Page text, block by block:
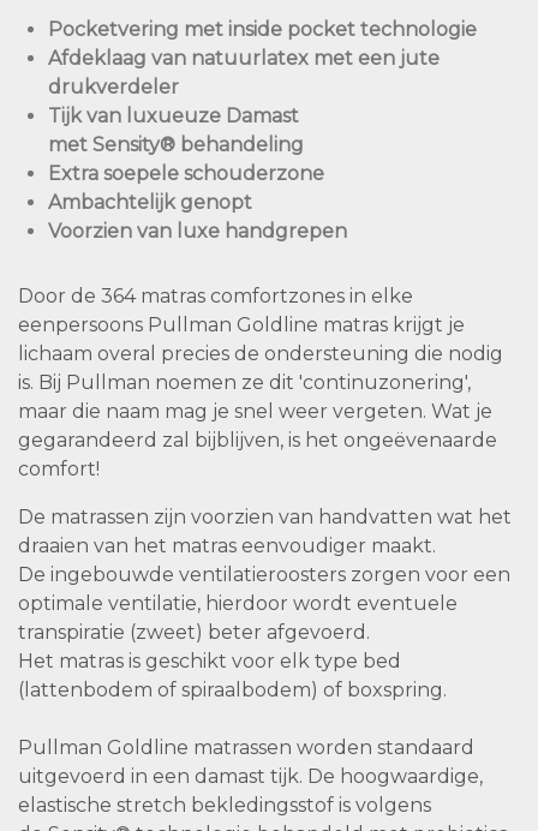
Pocketvering met inside pocket technologie
Afdeklaag van natuurlatex met een jute
drukverdeler
Tijk van luxueuze Damast
met Sensity® behandeling
Extra soepele schouderzone
Ambachtelijk genopt
Voorzien van luxe handgrepen
Door de 364 matras comfortzones in elke
eenpersoons Pullman Goldline matras krijgt je
lichaam overal precies de ondersteuning die nodig
is. Bij Pullman noemen ze dit 'continuzonering',
maar die naam mag je snel weer vergeten. Wat je
gegarandeerd zal bijblijven, is het ongeëvenaarde
comfort!
De matrassen zijn voorzien van handvatten wat het
draaien van het matras eenvoudiger maakt.
De ingebouwde ventilatieroosters zorgen voor een
optimale ventilatie, hierdoor wordt eventuele
transpiratie (zweet) beter afgevoerd.
Het matras is geschikt voor elk type bed
(lattenbodem of spiraalbodem) of boxspring.
Pullman Goldline matrassen worden standaard
uitgevoerd in een damast tijk. De hoogwaardige,
elastische stretch bekledingsstof is volgens